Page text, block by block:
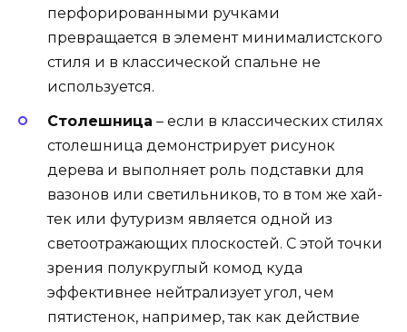
перфорированными ручками
превращается в элемент минималистского
стиля и в классической спальне не
используется.
Столешница – если в классических стилях
столешница демонстрирует рисунок
дерева и выполняет роль подставки для
вазонов или светильников, то в том же хай-
тек или футуризм является одной из
светоотражающих плоскостей. С этой точки
зрения полукруглый комод куда
эффективнее нейтрализует угол, чем
пятистенок, например, так как действие